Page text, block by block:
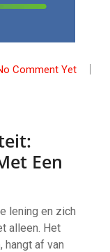
Comment Yet
Een
lening en zich
alleen. Het
hangt af van